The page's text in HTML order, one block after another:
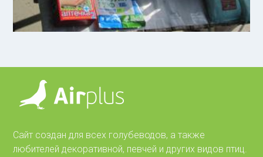
Сайт создан для всех голубеводов, а также
любителей декоративной, певчей и других видов птиц.